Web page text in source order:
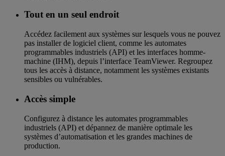
Tout en un seul endroit
Accédez facilement aux systèmes sur lesquels vous ne pouvez
pas installer de logiciel client, comme les automates
programmables industriels (API) et les interfaces homme-
machine (IHM), depuis l’interface TeamViewer. Regroupez
tous les accès à distance, notamment les systèmes existants
sensibles ou vulnérables.
Accès simple
Configurez à distance les automates programmables
industriels (API) et dépannez de manière optimale les
systèmes d’automatisation et les grandes machines de
production.